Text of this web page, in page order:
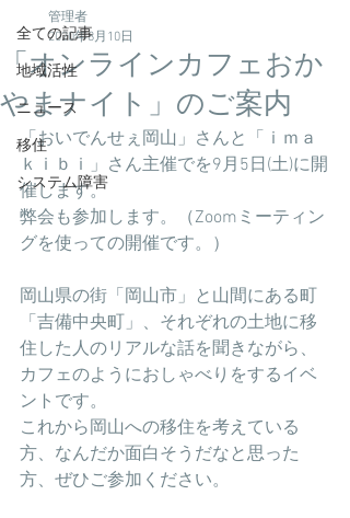
全ての記事
地域活性
ニュース
移住
システム障害
「オンラインカフェおか
やまナイト」のご案内
管理者
2020年8月10日
「おいでんせぇ岡山」さんと「ｉｍａ
ｋｉｂｉ」さん主催でを9月5日(土)に開
催します。
弊会も参加します。（Zoomミーティン
グを使っての開催です。）
岡山県の街「岡山市」と山間にある町
「吉備中央町」、それぞれの土地に移
住した人のリアルな話を聞きながら、
カフェのようにおしゃべりをするイベ
ントです。
これから岡山への移住を考えている
方、なんだか面白そうだなと思った
方、ぜひご参加ください。